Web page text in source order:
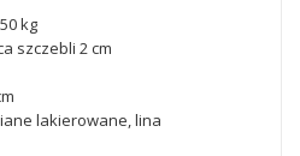
kg
szczebli 2 cm
lakierowane, lina